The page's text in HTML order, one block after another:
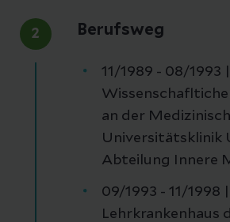
2 Berufsweg
11/1989 - 08/1993 |
an der
Universitätsklinik
Abteilung Innere
09/1993 - 11/1998
Lehrkrankenhaus